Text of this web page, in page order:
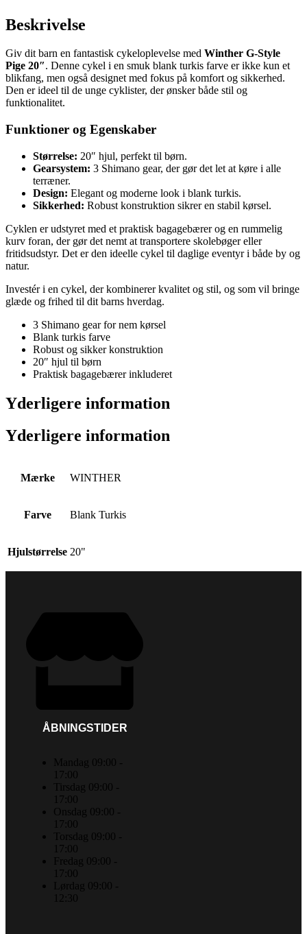
Beskrivelse
Giv dit barn en fantastisk cykeloplevelse med Winther G-Style
Pige 20″. Denne cykel i en smuk blank turkis farve er ikke kun et
blikfang, men også designet med fokus på komfort og sikkerhed.
Den er ideel til de unge cyklister, der ønsker både stil og
funktionalitet.
Funktioner og Egenskaber
Størrelse: 20″ hjul, perfekt til børn.
Gearsystem: 3 Shimano gear, der gør det let at køre i alle
terræner.
Design: Elegant og moderne look i blank turkis.
Sikkerhed: Robust konstruktion sikrer en stabil kørsel.
Cyklen er udstyret med et praktisk bagagebærer og en rummelig
kurv foran, der gør det nemt at transportere skolebøger eller
fritidsudstyr. Det er den ideelle cykel til daglige eventyr i både by og
natur.
Investér i en cykel, der kombinerer kvalitet og stil, og som vil bringe
glæde og frihed til dit barns hverdag.
3 Shimano gear for nem kørsel
Blank turkis farve
Robust og sikker konstruktion
20″ hjul til børn
Praktisk bagagebærer inkluderet
Yderligere information
Yderligere information
Mærke WINTHER
Farve Blank Turkis
Hjulstørrelse 20"
ÅBNINGSTIDER
Mandag 09:00 -
17:00
Tirsdag 09:00 -
17:00
Onsdag 09:00 -
17:00
Torsdag 09:00 -
17:00
Fredag 09:00 -
17:00
Lørdag 09:00 -
12:30